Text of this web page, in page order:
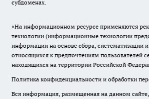
субдоменах.
«На информационном ресурсе применяются
технологии (информационные технологии
информации на основе сбора, систематизации
относящихся к предпочтениям пользователей
находящихся на территории Российской
Политика конфиденциальности и обработки
Вся информация, размещенная на данном сайте,